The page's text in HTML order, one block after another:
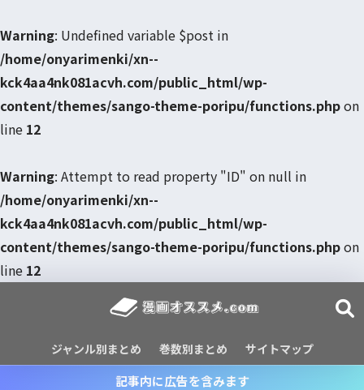
Warning: Undefined variable $post in
/home/onyarimenki/xn--
kck4aa4nk081acvh.com/public_html/wp-
content/themes/sango-theme-poripu/functions.phpon
line 12
Warning: Attempt to read property "ID" on null in
/home/onyarimenki/xn--
kck4aa4nk081acvh.com/public_html/wp-
content/themes/sango-theme-poripu/functions.phpon
line 12
ジャンル別まとめ 巻数別まとめ サイトマップ
記事内に広告を含みます